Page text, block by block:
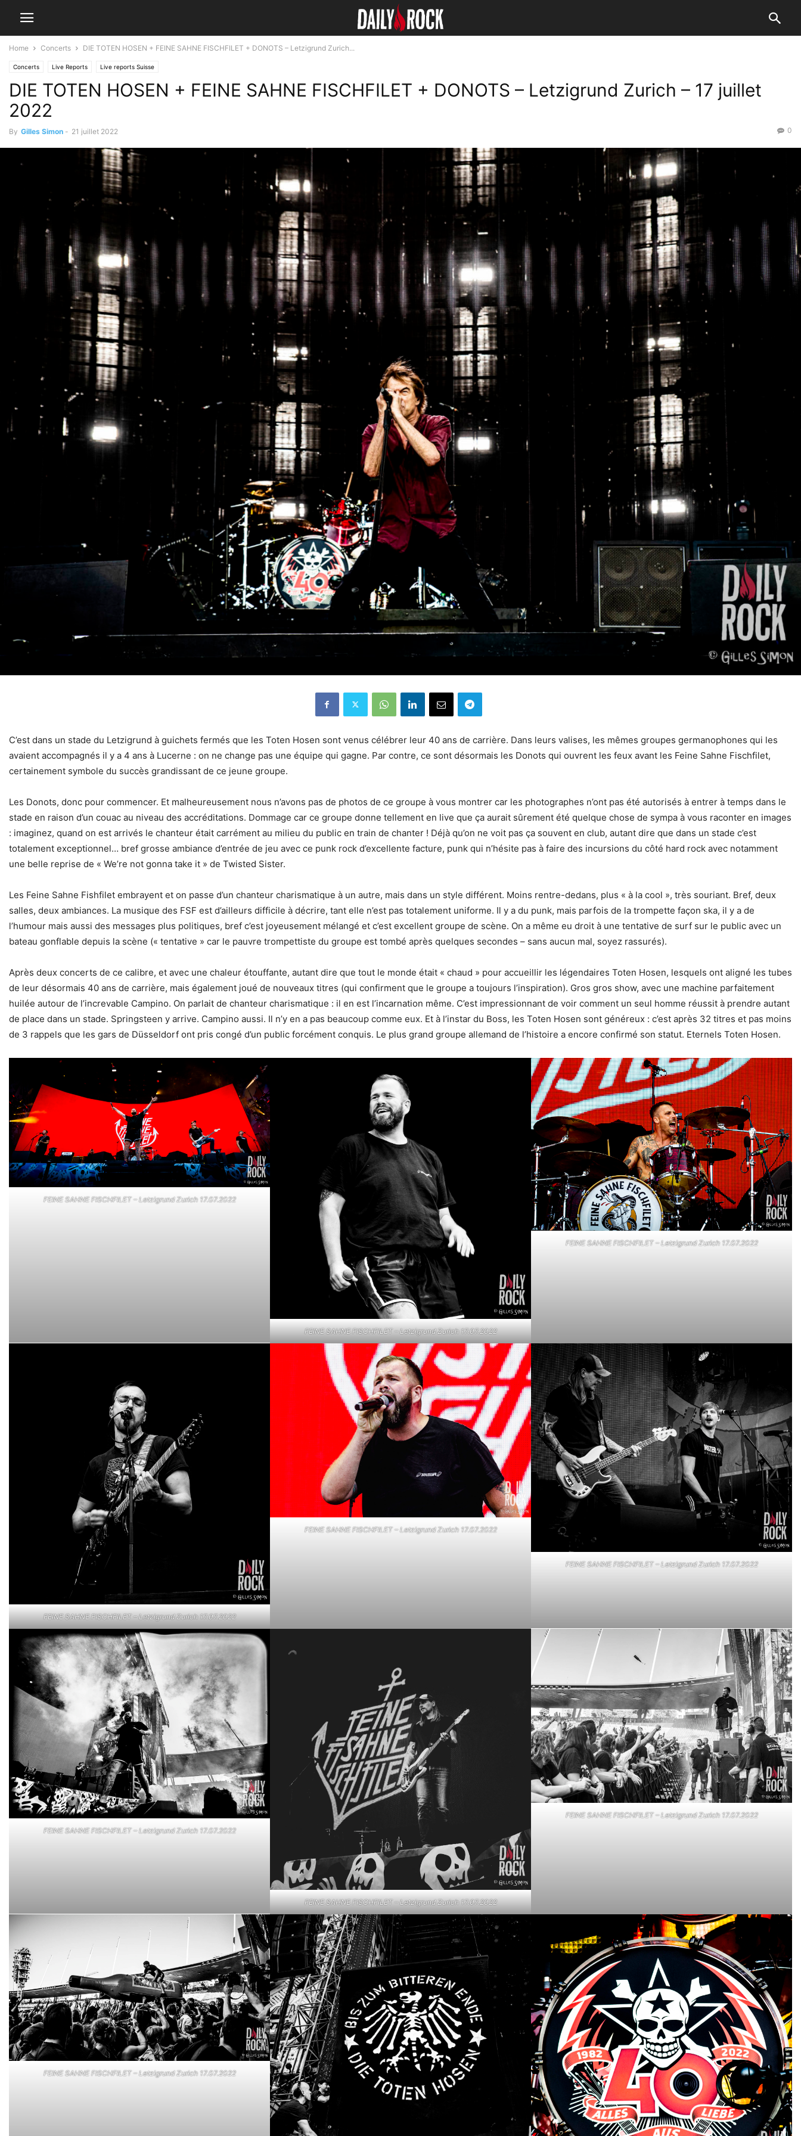
Home Concerts DIE TOTEN HOSEN + FEINE SAHNE FISCHFILET + DONOTS – Letzigrund Zurich...
Concerts Live Reports Live reports Suisse
DIE TOTEN HOSEN + FEINE SAHNE FISCHFILET + DONOTS – Letzigrund Zurich – 17 juillet
2022
By Gilles Simon - 21 juillet 2022 0
C’est dans un stade du Letzigrund à guichets fermés que les Toten Hosen sont venus célébrer leur 40 ans de carrière. Dans leurs valises, les mêmes groupes germanophones qui les
avaient accompagnés il y a 4 ans à Lucerne : on ne change pas une équipe qui gagne. Par contre, ce sont désormais les Donots qui ouvrent les feux avant les Feine Sahne Fischfilet,
certainement symbole du succès grandissant de ce jeune groupe.
Les Donots, donc pour commencer. Et malheureusement nous n’avons pas de photos de ce groupe à vous montrer car les photographes n’ont pas été autorisés à entrer à temps dans le
stade en raison d’un couac au niveau des accréditations. Dommage car ce groupe donne tellement en live que ça aurait sûrement été quelque chose de sympa à vous raconter en images
: imaginez, quand on est arrivés le chanteur était carrément au milieu du public en train de chanter ! Déjà qu’on ne voit pas ça souvent en club, autant dire que dans un stade c’est
totalement exceptionnel… bref grosse ambiance d’entrée de jeu avec ce punk rock d’excellente facture, punk qui n’hésite pas à faire des incursions du côté hard rock avec notamment
une belle reprise de « We’re not gonna take it » de Twisted Sister.
Les Feine Sahne Fishfilet embrayent et on passe d’un chanteur charismatique à un autre, mais dans un style différent. Moins rentre-dedans, plus « à la cool », très souriant. Bref, deux
salles, deux ambiances. La musique des FSF est d’ailleurs difficile à décrire, tant elle n’est pas totalement uniforme. Il y a du punk, mais parfois de la trompette façon ska, il y a de
l’humour mais aussi des messages plus politiques, bref c’est joyeusement mélangé et c’est excellent groupe de scène. On a même eu droit à une tentative de surf sur le public avec un
bateau gonflable depuis la scène (« tentative » car le pauvre trompettiste du groupe est tombé après quelques secondes – sans aucun mal, soyez rassurés).
Après deux concerts de ce calibre, et avec une chaleur étouffante, autant dire que tout le monde était « chaud » pour accueillir les légendaires Toten Hosen, lesquels ont aligné les tubes
de leur désormais 40 ans de carrière, mais également joué de nouveaux titres (qui confirment que le groupe a toujours l’inspiration). Gros gros show, avec une machine parfaitement
huilée autour de l’increvable Campino. On parlait de chanteur charismatique : il en est l’incarnation même. C’est impressionnant de voir comment un seul homme réussit à prendre autant
de place dans un stade. Springsteen y arrive. Campino aussi. Il n’y en a pas beaucoup comme eux. Et à l’instar du Boss, les Toten Hosen sont généreux : c’est après 32 titres et pas moins
de 3 rappels que les gars de Düsseldorf ont pris congé d’un public forcément conquis. Le plus grand groupe allemand de l’histoire a encore confirmé son statut. Eternels Toten Hosen.
FEINE SAHNE FISCHFILET – Letzigrund Zurich 17.07.2022
FEINE SAHNE FISCHFILET – Letzigrund Zurich 17.07.2022
FEINE SAHNE FISCHFILET – Letzigrund Zurich 17.07.2022
FEINE SAHNE FISCHFILET – Letzigrund Zurich 17.07.2022
FEINE SAHNE FISCHFILET – Letzigrund Zurich 17.07.2022
FEINE SAHNE FISCHFILET – Letzigrund Zurich 17.07.2022
FEINE SAHNE FISCHFILET – Letzigrund Zurich 17.07.2022
FEINE SAHNE FISCHFILET – Letzigrund Zurich 17.07.2022
FEINE SAHNE FISCHFILET – Letzigrund Zurich 17.07.2022
FEINE SAHNE FISCHFILET – Letzigrund Zurich 17.07.2022